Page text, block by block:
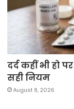
दर्द कहीं भी
सही नियम
August 8, 2026